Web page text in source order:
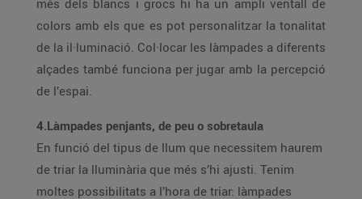
més dels blancs i grocs hi ha un ampli ventall de
colors amb els que es pot personalitzar la tonalitat
de la il·luminació. Col·locar les làmpades a diferents
alçades també funciona per jugar amb la percepció
de l’espai.
4.Làmpades penjants, de peu o sobretaula
En funció del tipus de llum que necessitem haurem
de triar la lluminària que més s’hi ajusti. Tenim
moltes possibilitats a l’hora de triar: làmpades